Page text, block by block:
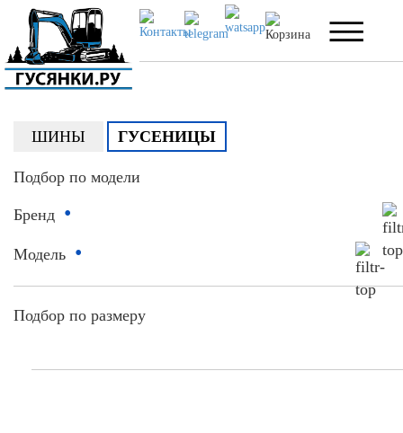
ШИНЫ ГУСЕНИЦЫ
Подбор по модели
Бренд •
Модель •
Подбор по размеру